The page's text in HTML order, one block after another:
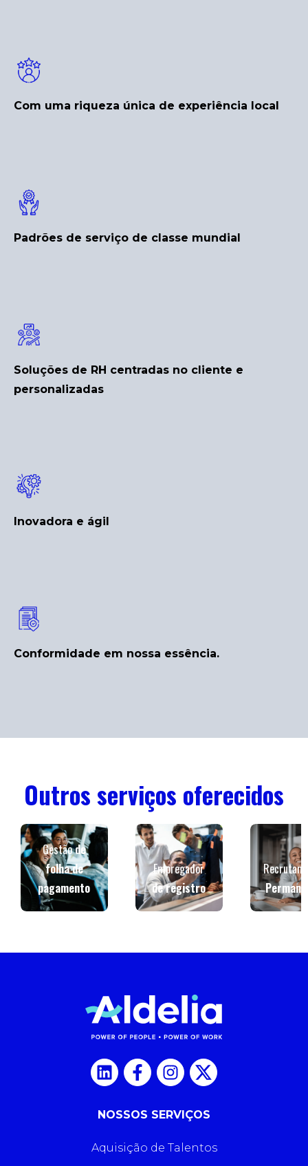
Com uma riqueza única de experiência local
Padrões de serviço de classe mundial
Soluções de RH centradas no cliente e
personalizadas
Inovadora e ágil
Conformidade em nossa essência.
Outros serviços oferecidos
Gestãode
folha de
pagamento
Empregador
de registro
NOSSOS SERVIÇOS
Aquisição de Talentos